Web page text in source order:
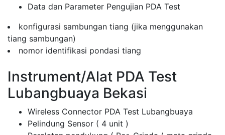
Data dan Parameter Pengujian PDA Test
konfigurasi sambungan tiang (jika menggunakan
tiang sambungan)
nomor identifikasi pondasi tiang
Instrument/Alat PDA Test
Lubangbuaya Bekasi
Wireless Connector PDA Test Lubangbuaya
Pelindung Sensor ( 4 unit )